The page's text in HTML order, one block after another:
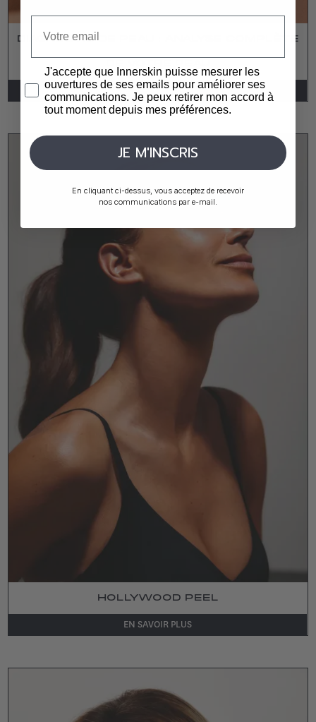
DIAGNOSTIC DE PEAU : ANALYSE COMPLÈTE
EN SAVOIR PLUS
HOLLYWOOD PEEL
EN SAVOIR PLUS
J'accepte que Innerskin puisse mesurer les
ouvertures de ses emails pour améliorer ses
communications. Je peux retirer mon accord à
tout moment depuis mes préférences.
JE M'INSCRIS
En cliquant ci-dessus, vous acceptez de recevoir
nos communications par e-mail.